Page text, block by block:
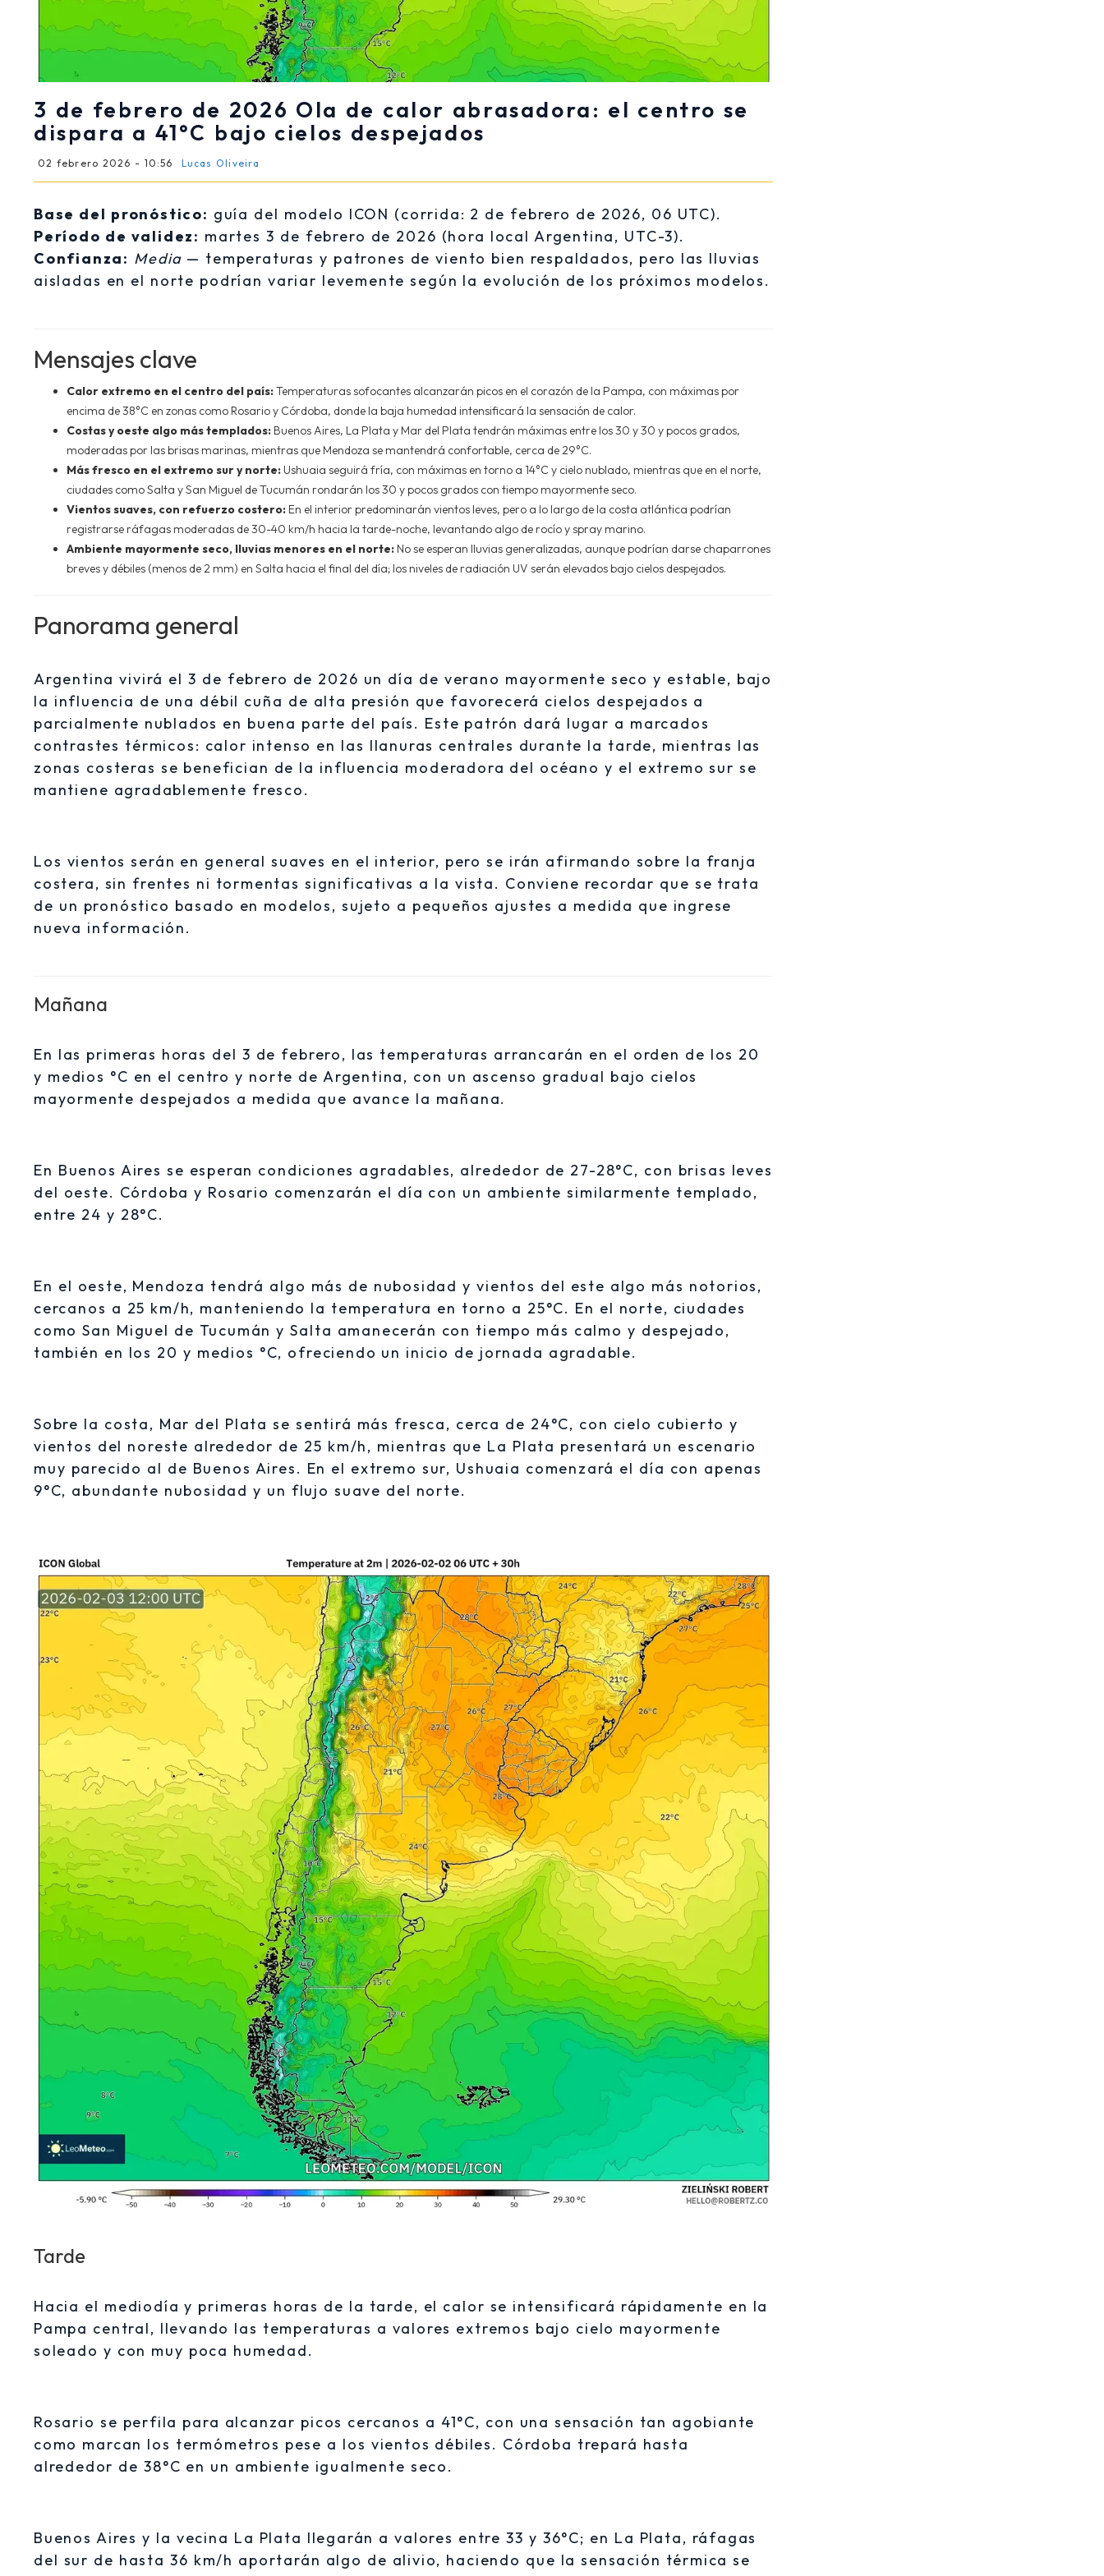
3 de febrero de 2026 Ola de calor abrasadora: el centro se
dispara a 41°C bajo cielos despejados
02 febrero 2026 - 10:56 Lucas Oliveira
Base del pronóstico: guía del modelo ICON (corrida: 2 de febrero de 2026, 06 UTC).
Período de validez: martes 3 de febrero de 2026 (hora local Argentina, UTC-3).
Confianza: Media — temperaturas y patrones de viento bien respaldados, pero las lluvias
aisladas en el norte podrían variar levemente según la evolución de los próximos modelos.
Mensajes clave
Calor extremo en el centro del país:Temperaturas sofocantes alcanzarán picos en el corazón de la Pampa, con máximas por
encima de 38°C en zonas como Rosario y Córdoba, donde la baja humedad intensificará la sensación de calor.
Costas y oeste algo más templados: Buenos Aires, La Plata y Mar del Plata tendrán máximas entre los 30 y 30 y pocos grados,
moderadas por las brisas marinas, mientras que Mendoza se mantendrá confortable, cerca de 29°C.
Más fresco en el extremo sur y norte: Ushuaia seguirá fría, con máximas en torno a 14°C y cielo nublado, mientras que en el norte,
ciudades como Salta y San Miguel de Tucumán rondarán los 30 y pocos grados con tiempo mayormente seco.
Vientos suaves, con refuerzo costero: En el interior predominarán vientos leves, pero a lo largo de la costa atlántica podrían
registrarse ráfagas moderadas de 30-40 km/h hacia la tarde-noche, levantando algo de rocío y spray marino.
Ambiente mayormente seco, lluvias menores en el norte: No se esperan lluvias generalizadas, aunque podrían darse chaparrones
breves y débiles (menos de 2 mm) en Salta hacia el final del día; los niveles de radiación UV serán elevados bajo cielos despejados.
Panorama general
Argentina vivirá el 3 de febrero de 2026 un día de verano mayormente seco y estable, bajo
la influencia de una débil cuña de alta presión que favorecerá cielos despejados a
parcialmente nublados en buena parte del país. Este patrón dará lugar a marcados
contrastes térmicos: calor intenso en las llanuras centrales durante la tarde, mientras las
zonas costeras se benefician de la influencia moderadora del océano y el extremo sur se
mantiene agradablemente fresco.
Los vientos serán en general suaves en el interior, pero se irán afirmando sobre la franja
costera, sin frentes ni tormentas significativas a la vista. Conviene recordar que se trata
de un pronóstico basado en modelos, sujeto a pequeños ajustes a medida que ingrese
nueva información.
Mañana
En las primeras horas del 3 de febrero, las temperaturas arrancarán en el orden de los 20
y medios °C en el centro y norte de Argentina, con un ascenso gradual bajo cielos
mayormente despejados a medida que avance la mañana.
En Buenos Aires se esperan condiciones agradables, alrededor de 27-28°C, con brisas leves
del oeste. Córdoba y Rosario comenzarán el día con un ambiente similarmente templado,
entre 24 y 28°C.
En el oeste, Mendoza tendrá algo más de nubosidad y vientos del este algo más notorios,
cercanos a 25 km/h, manteniendo la temperatura en torno a 25°C. En el norte, ciudades
como San Miguel de Tucumán y Salta amanecerán con tiempo más calmo y despejado,
también en los 20 y medios °C, ofreciendo un inicio de jornada agradable.
Sobre la costa, Mar del Plata se sentirá más fresca, cerca de 24°C, con cielo cubierto y
vientos del noreste alrededor de 25 km/h, mientras que La Plata presentará un escenario
muy parecido al de Buenos Aires. En el extremo sur, Ushuaia comenzará el día con apenas
9°C, abundante nubosidad y un flujo suave del norte.
Tarde
Hacia el mediodía y primeras horas de la tarde, el calor se intensificará rápidamente en la
Pampa central, llevando las temperaturas a valores extremos bajo cielo mayormente
soleado y con muy poca humedad.
Rosario se perfila para alcanzar picos cercanos a 41°C, con una sensación tan agobiante
como marcan los termómetros pese a los vientos débiles. Córdoba trepará hasta
alrededor de 38°C en un ambiente igualmente seco.
Buenos Aires y la vecina La Plata llegarán a valores entre 33 y 36°C; en La Plata, ráfagas
del sur de hasta 36 km/h aportarán algo de alivio, haciendo que la sensación térmica se